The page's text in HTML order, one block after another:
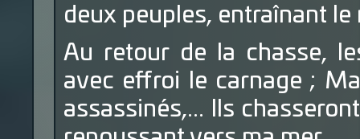
deux peuples, entraînant
Au retour de la chasse,
avec effroi le carnage ;
assassinés,... Ils